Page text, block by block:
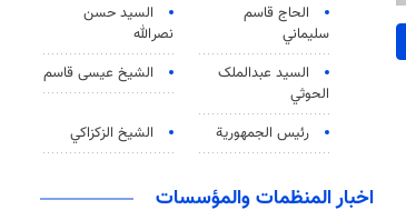
الحاج قاسم
سليماني
السيد حسن
نصرالله
السید عبدالملک
الحوثي
الشيخ عيسى قاسم
رئيس الجمهورية الشيخ الزكزاكي
اخبار المنظمات والمؤسسات